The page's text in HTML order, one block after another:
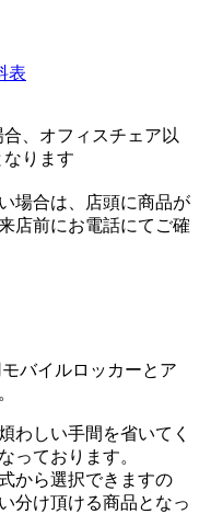
表
、オフィスチェア以
ります
場合は、店頭に商品が
店前にお電話にてご確
バイルロッカーとア
わしい手間を省いてく
っております。
から選択できますの
分け頂ける商品となっ